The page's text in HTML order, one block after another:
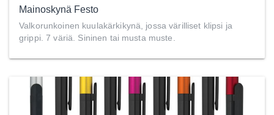
Mainoskynä Festo
Valkorunkoinen kuulakärkikynä, jossa värilliset klipsi ja
grippi. 7 väriä. Sininen tai musta muste.